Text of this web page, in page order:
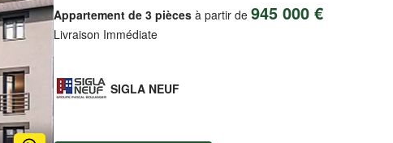
Appartement de 3 pièces à partir de 945 000 €
Livraison Immédiate
SIGLA NEUF